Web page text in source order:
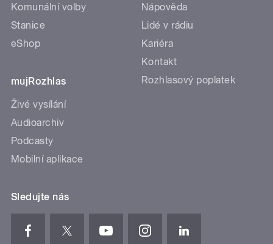
Komunální volby
Stanice
eShop
mujRozhlas
Živé vysílání
Audioarchiv
Podcasty
Mobilní aplikace
Nápověda
Lidé v rádiu
Kariéra
Kontakt
Rozhlasový poplatek
Sledujte nás